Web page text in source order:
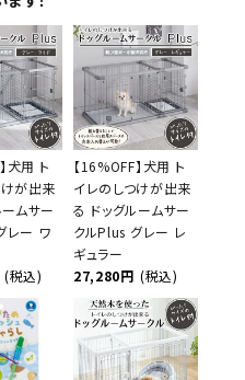
犬用 ト
が出来
ムサー
レー ワ
(税込)
【16%OFF】犬用 ト
イレのしつけが出来
る ドッグルームサー
クルPlus グレー レ
ギュラー
27,280円 (税込)